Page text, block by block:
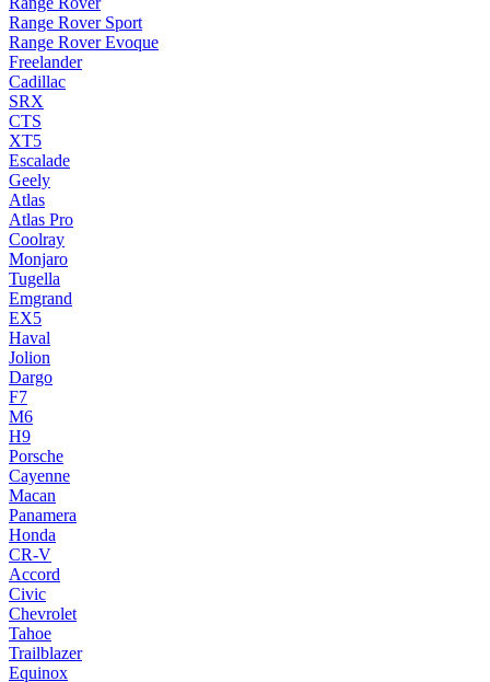
Range Rover Sport
Range Rover Evoque
Freelander
Cadillac
SRX
CTS
XT5
Escalade
Geely
Atlas
Atlas Pro
Coolray
Monjaro
Tugella
Emgrand
EX5
Haval
Jolion
Dargo
F7
M6
H9
Porsche
Cayenne
Macan
Panamera
Honda
CR-V
Accord
Civic
Chevrolet
Tahoe
Trailblazer
Equinox